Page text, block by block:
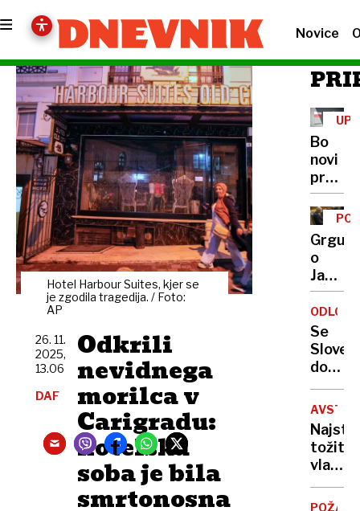
Novice
Hotel Harbour Suites, kjer se
je zgodila tragedija. / Foto:
AP
Odkrili
nevidnega
morilca v
Carigradu:
hotelska
soba je bila
smrtonosna
26. 11.
2025,
13.06
DAF
Bo
novi
prvi
varuh
varne
hrane
Andrej
Kirbiš?
PO
o
Janši:
se je
dobro
Se
tožita
vlado,
ker
ne
POŽAR